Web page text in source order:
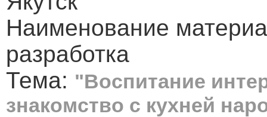
Наименование
разработка
Тема: "Воспитание
знакомство с кухней